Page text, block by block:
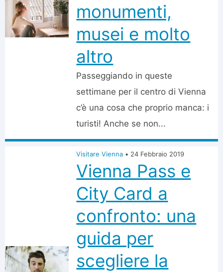
monumenti,
musei e molto
altro
Passeggiando in queste
settimane per il centro di Vienna
c’è una cosa che proprio manca: i
turisti! Anche se non...
Visitare Vienna • 24 Febbraio 2019
Vienna Pass e
City Card a
confronto: una
guida per
scegliere la